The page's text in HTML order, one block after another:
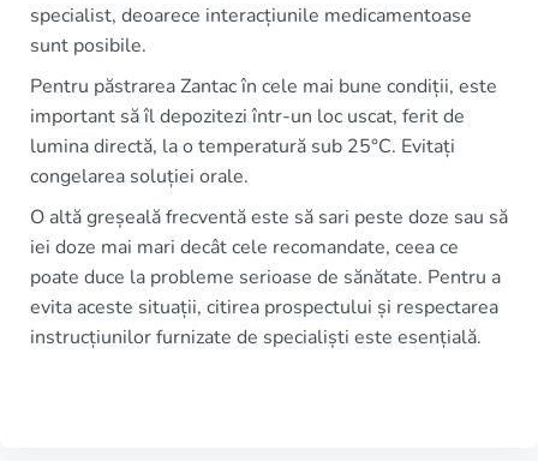
specialist, deoarece interacțiunile medicamentoase
sunt posibile.
Pentru păstrarea Zantac în cele mai bune condiții, este
important să îl depozitezi într-un loc uscat, ferit de
lumina directă, la o temperatură sub 25°C. Evitați
congelarea soluției orale.
O altă greșeală frecventă este să sari peste doze sau să
iei doze mai mari decât cele recomandate, ceea ce
poate duce la probleme serioase de sănătate. Pentru a
evita aceste situații, citirea prospectului și respectarea
instrucțiunilor furnizate de specialiști este esențială.